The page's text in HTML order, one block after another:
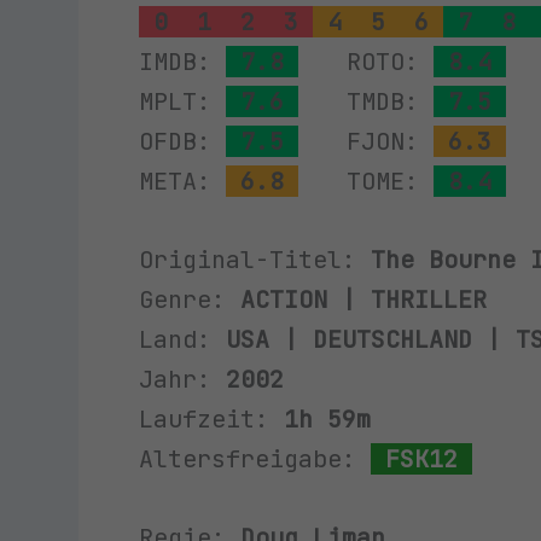
0 1 2 3 4 5 6 7 8
IMDB:
7.8 ROTO:
8.4
MPLT:
7.6 TMDB:
7.5
OFDB:
7.5 FJON:
6.3
META:
6.8 TOME: 8.4
Original-Titel: The
Genre: ACTION | THRILLER
Land: USA | DEUTSCHLAND |
Jahr: 2002
Laufzeit: 1h 59m
Altersfreigabe:
FSK12